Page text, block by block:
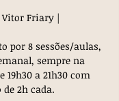
Vitor Friary |
por 8 sessões/aulas,
sempre na
19h30 a 21h30 com
2h cada.